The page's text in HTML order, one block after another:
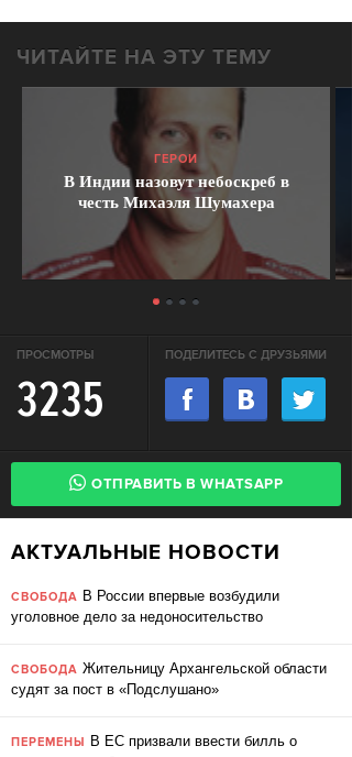
ЧИТАЙТЕ НА ЭТУ ТЕМУ
ГЕРОИ
В Индии назовут небоскреб в
честь Михаэля Шумахера
ПРОСМОТРЫ
3235
ПОДЕЛИТЕСЬ С ДРУЗЬЯМИ
ОТПРАВИТЬ В WHATSAPP
АКТУАЛЬНЫЕ НОВОСТИ
СВОБОДА В России впервые возбудили
уголовное дело за недоносительство
СВОБОДА Жительницу Архангельской области
судят за пост в «Подслушано»
ПЕРЕМЕНЫ В ЕС призвали ввести билль о